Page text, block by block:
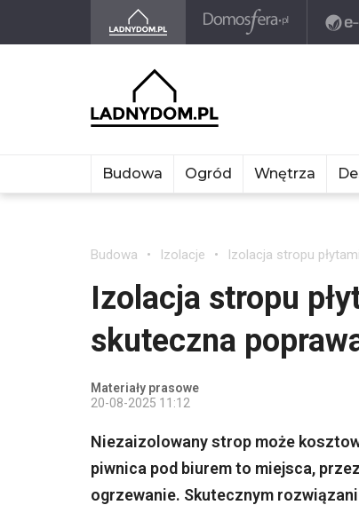
Budowa Ogród Wnętrza
Budowa Izolacje Izolacja stropu
Izolacja stropu
skuteczna
Materiały prasowe
20-08-2025 11:12
Niezaizolowany strop może
piwnica pod biurem to miejsca,
ogrzewanie. Skutecznym